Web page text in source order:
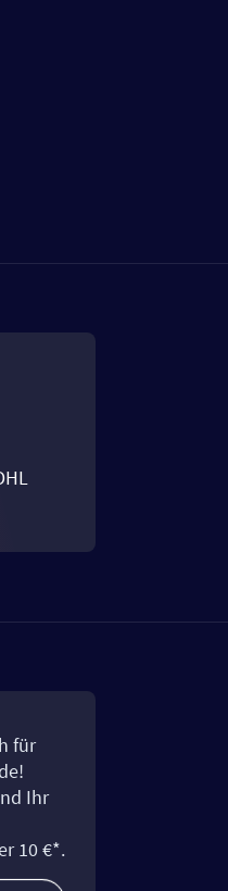
für
Ihr
10 €*.